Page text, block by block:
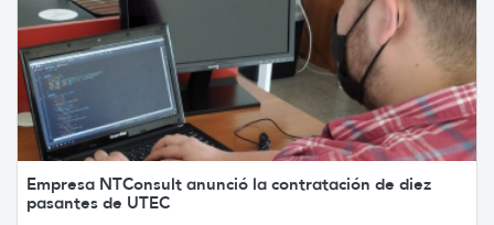
Empresa NTConsult anunció la contratación de diez
pasantes de UTEC